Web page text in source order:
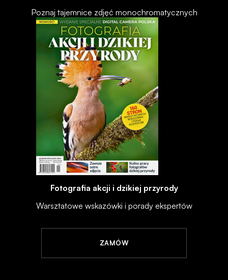
Poznaj tajemnice zdjęć monochromatycznych
Fotografia akcji i dzikiej przyrody
Warsztatowe wskazówki i porady ekspertów
ZAMÓW